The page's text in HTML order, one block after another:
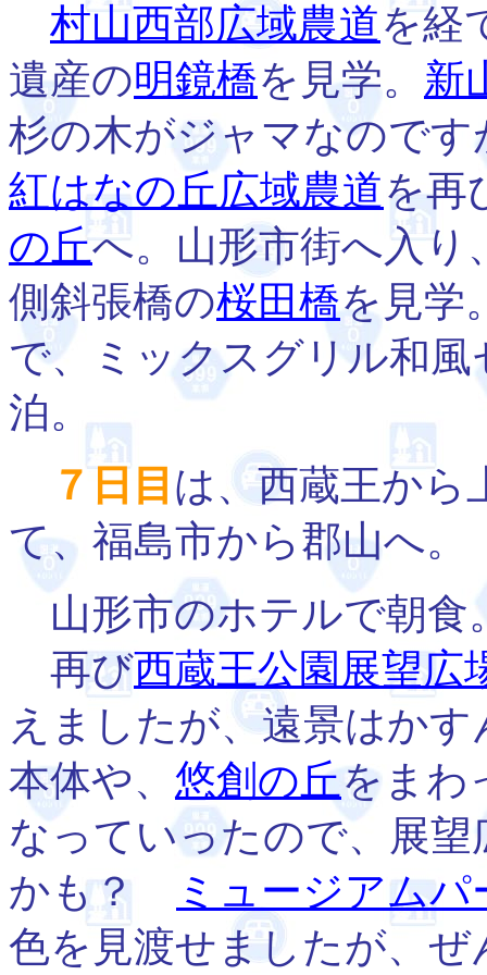
村山西部広域農道を経
遺産の明鏡橋を見学。 新
杉の木がジャマなので
紅はなの丘広域農道を再
の丘へ。山形市街へ入り
側斜張橋の桜田橋を見学
で、ミックスグリル和
泊。
７日目 は、西蔵王から
て、福島市から郡山へ。
山形市のホテルで朝食
再び西蔵王公園展望広
えましたが、遠景はか
本体や、 悠創の丘をまわ
なっていったので、展
かも？
ミュージアム
色を見渡せましたが、